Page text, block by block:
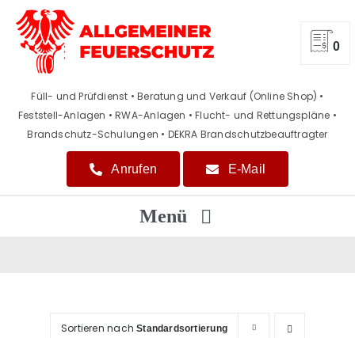
Inhalt
springen
Füll- und Prüfdienst • Beratung und Verkauf (Online Shop) •
Feststell-Anlagen • RWA-Anlagen • Flucht- und Rettungspläne •
Brandschutz-Schulungen • DEKRA Brandschutzbeauftragter
Anrufen E-Mail
0
Menü
Sortieren nachStandardsortierung